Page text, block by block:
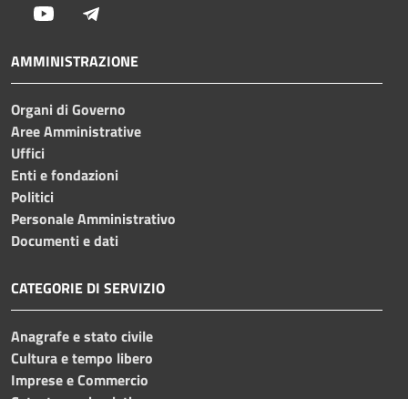
Youtube
AMMINISTRAZIONE
Organi di Governo
Aree Amministrative
Uffici
Enti e fondazioni
Politici
Personale Amministrativo
Documenti e dati
CATEGORIE DI SERVIZIO
Anagrafe e stato civile
Cultura e tempo libero
Imprese e Commercio